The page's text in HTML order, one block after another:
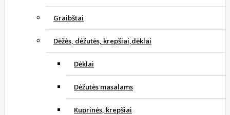
Graibštai
Dėžės, dėžutės, krepšiai,dėklai
Dėklai
Dėžutės masalams
Kuprinės, krepšiai